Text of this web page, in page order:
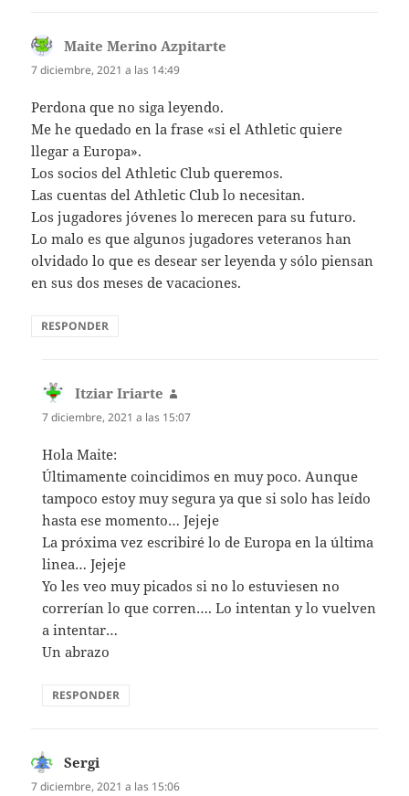
Maite Merino Azpitarte
7 diciembre, 2021 a las 14:49
Perdona que no siga leyendo.
Me he quedado en la frase «si el Athletic quiere
llegar a Europa».
Los socios del Athletic Club queremos.
Las cuentas del Athletic Club lo necesitan.
Los jugadores jóvenes lo merecen para su futuro.
Lo malo es que algunos jugadores veteranos han
olvidado lo que es desear ser leyenda y sólo piensan
en sus dos meses de vacaciones.
RESPONDER
Itziar Iriarte
7 diciembre, 2021 a las 15:07
Hola Maite:
Últimamente coincidimos en muy poco. Aunque
tampoco estoy muy segura ya que si solo has leído
hasta ese momento… Jejeje
La próxima vez escribiré lo de Europa en la última
linea… Jejeje
Yo les veo muy picados si no lo estuviesen no
correrían lo que corren…. Lo intentan y lo vuelven
a intentar…
Un abrazo
RESPONDER
Sergi
7 diciembre, 2021 a las 15:06